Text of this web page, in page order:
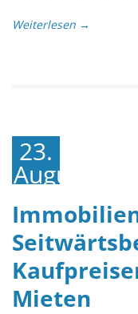
Weiterlesen →
23.
August
Mieten